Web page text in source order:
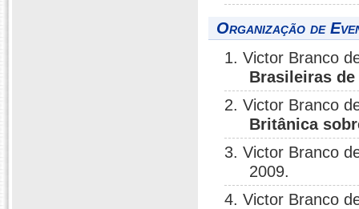
Organização de
1. Victor Branco
Brasileiras
2. Victor Branco
Britânica
3. Victor Branco
2009.
4. Victor Branco